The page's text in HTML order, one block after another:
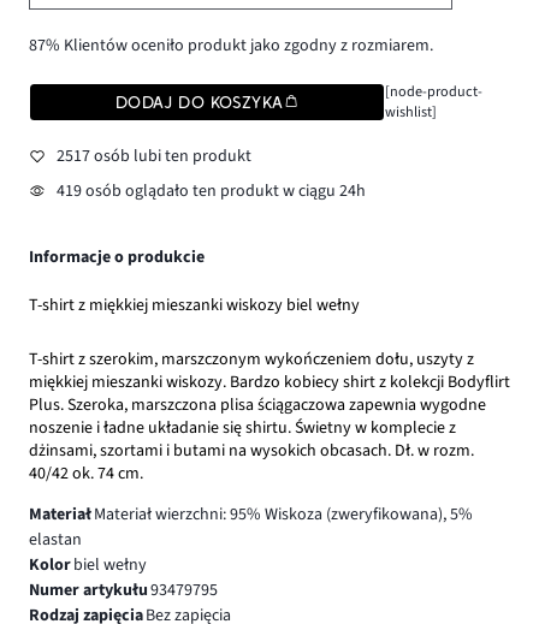
87% Klientów oceniło produkt jako zgodny z rozmiarem.
DODAJ DO KOSZYKA
[node-product-
wishlist]
2517 osób lubi ten produkt
419 osób oglądało ten produkt w ciągu 24h
Informacje o produkcie
T-shirt z miękkiej mieszanki wiskozy biel wełny
T-shirt z szerokim, marszczonym wykończeniem dołu, uszyty z
miękkiej mieszanki wiskozy. Bardzo kobiecy shirt z kolekcji Bodyflirt
Plus. Szeroka, marszczona plisa ściągaczowa zapewnia wygodne
noszenie i ładne układanie się shirtu. Świetny w komplecie z
dżinsami, szortami i butami na wysokich obcasach. Dł. w rozm.
40/42 ok. 74 cm.
MateriałMateriał wierzchni: 95% Wiskoza (zweryfikowana), 5%
elastan
Kolorbiel wełny
Numer artykułu93479795
Rodzaj zapięciaBez zapięcia